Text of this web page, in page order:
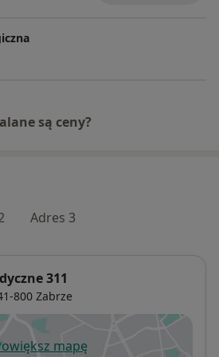
są ceny?
Adres 3
311
800 Zabrze
mapę